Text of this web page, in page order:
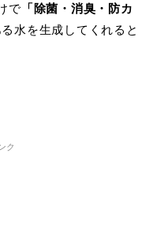
で 「除菌・消臭・防カ
水を生成してくれると
ク